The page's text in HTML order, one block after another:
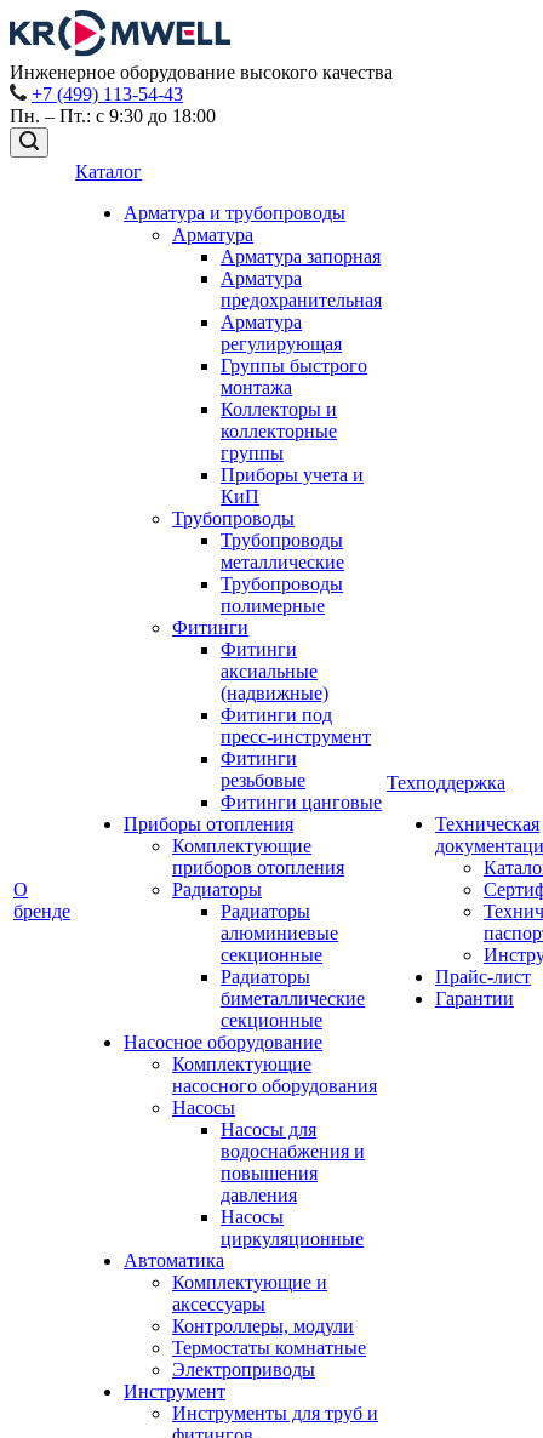
Инженерное оборудование высокого качества
+7 (499) 113-54-43
Пн. – Пт.: с 9:30 до 18:00
О
бренде
Каталог
Арматура и трубопроводы
Арматура
Арматура запорная
Арматура
предохранительная
Арматура
регулирующая
Группы быстрого
монтажа
Коллекторы и
коллекторные
группы
Приборы учета и
КиП
Трубопроводы
Трубопроводы
металлические
Трубопроводы
полимерные
Фитинги
Фитинги
аксиальные
(надвижные)
Фитинги под
пресс-инструмент
Фитинги
резьбовые
Фитинги цанговые
Приборы отопления
Комплектующие
приборов отопления
Радиаторы
Радиаторы
алюминиевые
секционные
Радиаторы
биметаллические
секционные
Насосное оборудование
Комплектующие
насосного оборудования
Насосы
Насосы для
водоснабжения и
повышения
давления
Насосы
циркуляционные
Автоматика
Комплектующие и
аксессуары
Контроллеры, модули
Термостаты комнатные
Электроприводы
Инструмент
Инструменты для труб и
Техподдержка
Техническая
Прайс-лист
Гарантии